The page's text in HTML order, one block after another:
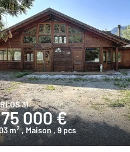
31
000 €
m2 , Maison, 9 pcs